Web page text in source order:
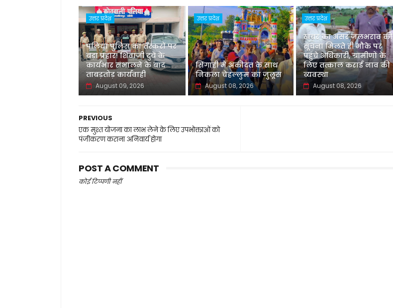
उत्तर प्रदेश
पलिया पुलिस का तस्करों पर
बड़ा प्रहार! शिवाजी दुबे के
कार्यभार संभालने के बाद
ताबड़तोड़ कार्यवाही
August 09, 2026
उत्तर प्रदेश
सिंगाही में अकीदत के साथ
निकला चेहल्लुम का जुलूस
August 08, 2026
उत्तर प्रदेश
खबर का असर जलभराव की
सूचना मिलते ही मौके पर
पहुंचे अधिकारी, ग्रामीणों के
लिए तत्काल कराई नाव की
व्यवस्था
August 08, 2026
PREVIOUS
एक मुश्त योजना का लाभ लेने के लिए उपभोक्ताओं को
पंजीकरण कराना अनिवार्य होगा
POST A COMMENT
कोई टिप्पणी नहीं